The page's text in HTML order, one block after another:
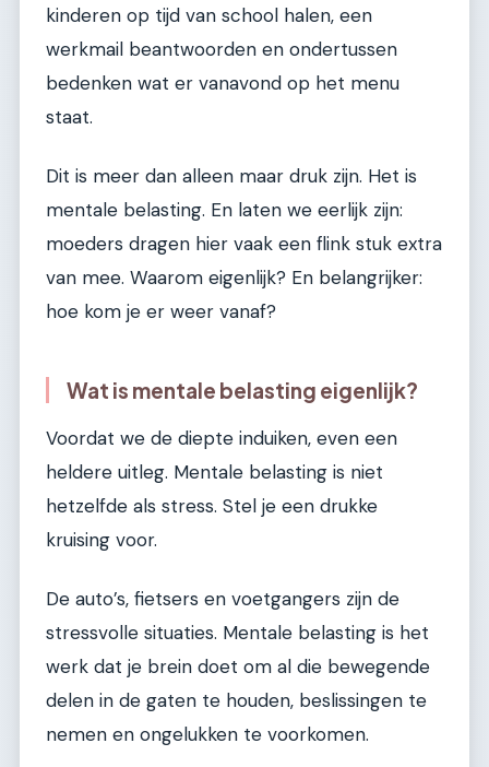
kinderen op tijd van school halen, een
werkmail beantwoorden en ondertussen
bedenken wat er vanavond op het menu
staat.
Dit is meer dan alleen maar druk zijn. Het is
mentale belasting. En laten we eerlijk zijn:
moeders dragen hier vaak een flink stuk extra
van mee. Waarom eigenlijk? En belangrijker:
hoe kom je er weer vanaf?
Wat is mentale belasting eigenlijk?
Voordat we de diepte induiken, even een
heldere uitleg. Mentale belasting is niet
hetzelfde als stress. Stel je een drukke
kruising voor.
De auto’s, fietsers en voetgangers zijn de
stressvolle situaties. Mentale belasting is het
werk dat je brein doet om al die bewegende
delen in de gaten te houden, beslissingen te
nemen en ongelukken te voorkomen.